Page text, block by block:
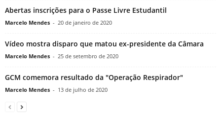
Abertas inscrições para o Passe Livre Estudantil
Marcelo Mendes - 20 de janeiro de 2020
Vídeo mostra disparo que matou ex-presidente da Câmara
Marcelo Mendes - 25 de setembro de 2020
GCM comemora resultado da "Operação Respirador"
Marcelo Mendes - 13 de julho de 2020